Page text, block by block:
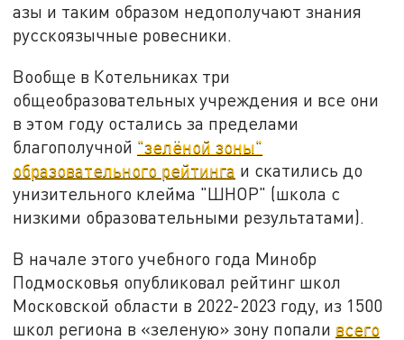
азы и таким образом недополучают знания
русскоязычные ровесники.
Вообще в Котельниках три
общеобразовательных учреждения и все они
в этом году остались за пределами
благополучной "зелёной зоны"
образовательного рейтинга и скатились до
унизительного клейма "ШНОР" (школа с
низкими образовательными результатами).
В начале этого учебного года Минобр
Подмосковья опубликовал рейтинг школ
Московской области в 2022-2023 году, из 1500
школ региона в «зеленую» зону попали всего